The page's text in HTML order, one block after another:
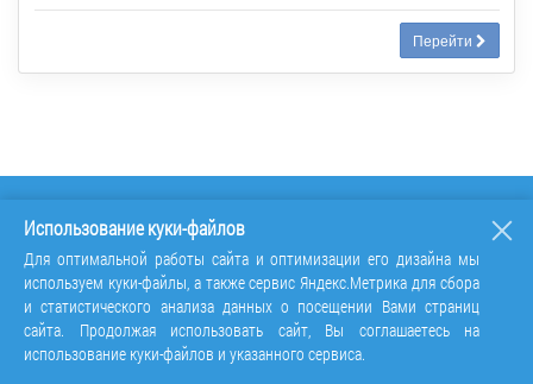
Перейти
Использование куки-файлов
Для оптимальной работы сайта и оптимизации его дизайна мы
используем куки-файлы, а также сервис Яндекс.Метрика для сбора
и статистического анализа данных о посещении Вами страниц
сайта. Продолжая использовать сайт, Вы соглашаетесь на
использование куки-файлов и указанного сервиса.